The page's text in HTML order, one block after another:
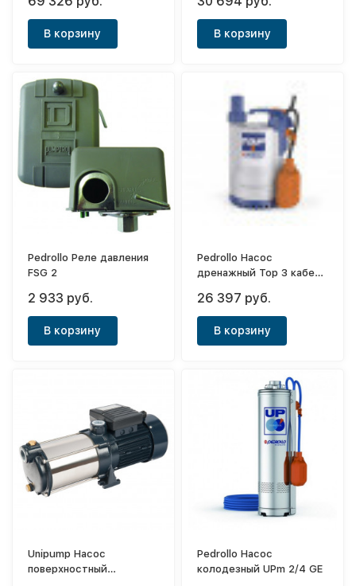
В корзину В корзину
Pedrollo Реле давления
FSG 2
2 933 руб.
В корзину
Pedrollo Насос
дренажный Top 3 кабель
26 397 руб.
В корзину
Unipump Насос
поверхностный
Pedrollo Насос
колодезный UPm 2/4 GE